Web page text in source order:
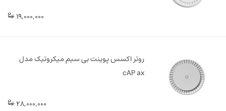
19,000,000
روتر اکسس پوینت بی سیم میکروتیک مدل
cAP ax
28,000,000